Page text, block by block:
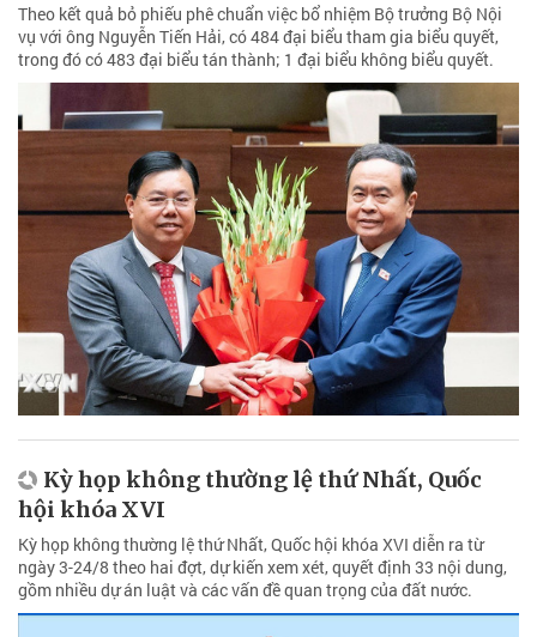
Theo kết quả bỏ phiếu phê chuẩn việc bổ nhiệm Bộ trưởng Bộ Nội
vụ với ông Nguyễn Tiến Hải, có 484 đại biểu tham gia biểu quyết,
trong đó có 483 đại biểu tán thành; 1 đại biểu không biểu quyết.
Kỳ họp không thường lệ thứ Nhất, Quốc
hội khóa XVI
Kỳ họp không thường lệ thứ Nhất, Quốc hội khóa XVI diễn ra từ
ngày 3-24/8 theo hai đợt, dự kiến xem xét, quyết định 33 nội dung,
gồm nhiều dự án luật và các vấn đề quan trọng của đất nước.